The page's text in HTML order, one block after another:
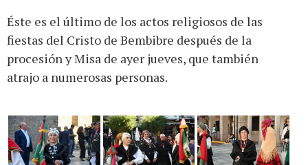
Éste es el último de los actos religiosos de las
fiestas del Cristo de Bembibre después de la
procesión y Misa de ayer jueves, que también
atrajo a numerosas personas.